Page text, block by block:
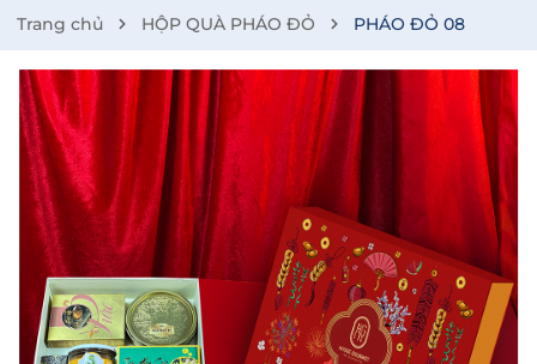
Trang chủ HỘP QUÀ PHÁO ĐỎ PHÁO ĐỎ 08